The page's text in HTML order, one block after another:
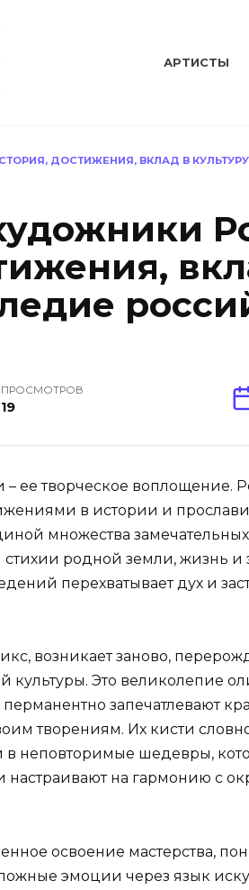
АРТИСТЫ
ДОСТИЖЕНИЯ, ВКЛАД В
ПРОСМОТРОВ
19
ее творческое воплощение.
в истории и
множества
стихии родной земли, жизнь
перехватывает дух и
возникает заново,
культуры. Это великолепие
запечатлевают
творениям. Их кисти
в неповторимые шедевры,
настраивают на гармонию с
освоение мастерства,
эмоции через язык